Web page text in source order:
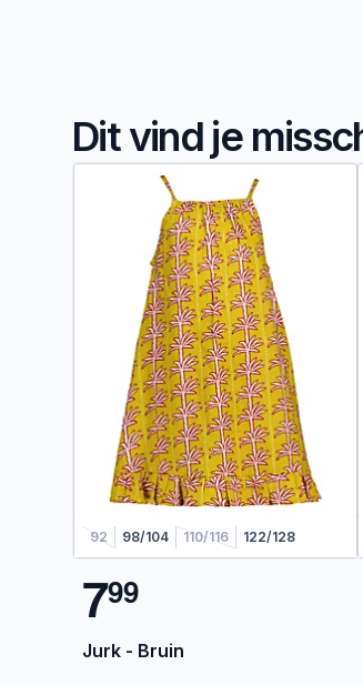
Dit vind je
92 98/104 110/116 122/128
799
Jurk - Bruin